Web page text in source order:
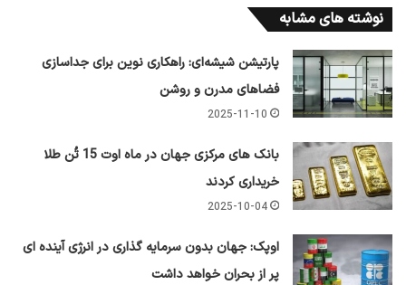
نوشته های مشابه
پارتیشن شیشه‌ای: راهکاری نوین برای جداسازی
فضاهای مدرن و روشن
2025-11-10
بانک های مرکزی جهان در ماه اوت 15 تُن طلا
خریداری کردند
2025-10-04
اوپک: جهان بدون سرمایه گذاری در انرژی آینده ای
پر از بحران خواهد داشت